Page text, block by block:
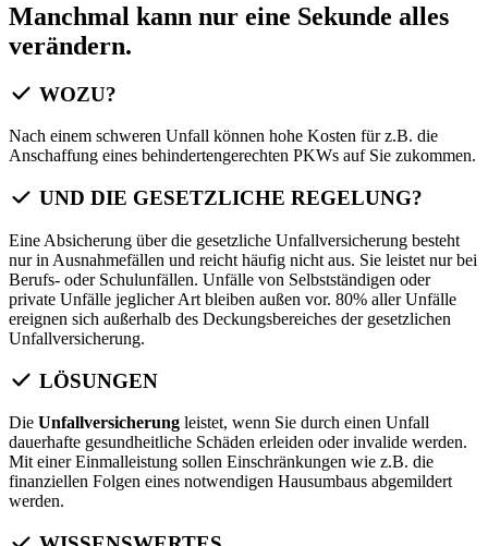
Manchmal kann nur eine Sekunde alles
verändern.
WOZU?
Nach einem schweren Unfall können hohe Kosten für z.B. die
Anschaffung eines behindertengerechten PKWs auf Sie zukommen.
UND DIE GESETZLICHE REGELUNG?
Eine Absicherung über die gesetzliche Unfallversicherung besteht
nur in Ausnahmefällen und reicht häufig nicht aus. Sie leistet nur bei
Berufs- oder Schulunfällen. Unfälle von Selbstständigen oder
private Unfälle jeglicher Art bleiben außen vor. 80% aller Unfälle
ereignen sich außerhalb des Deckungsbereiches der gesetzlichen
Unfallversicherung.
LÖSUNGEN
Die Unfallversicherung leistet, wenn Sie durch einen Unfall
dauerhafte gesundheitliche Schäden erleiden oder invalide werden.
Mit einer Einmalleistung sollen Einschränkungen wie z.B. die
finanziellen Folgen eines notwendigen Hausumbaus abgemildert
werden.